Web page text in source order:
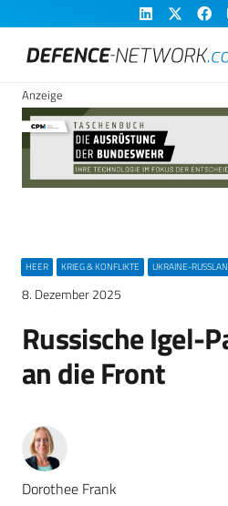
Anzeige
HEER KRIEG & KONFLIKTE UKRAINE-
8. Dezember 2025
Russische Igel-
an die Front
Dorothee Frank